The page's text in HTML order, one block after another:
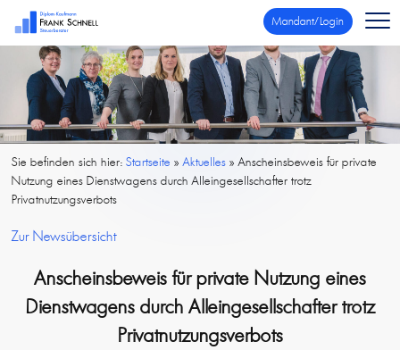
Mandant/Login
Sie befinden sich hier:Startseite »Aktuelles »Anscheinsbeweis für private
Nutzung eines Dienstwagens durch Alleingesellschafter trotz
Privatnutzungsverbots
Zur Newsübersicht
Anscheinsbeweis für private Nutzung eines
Dienstwagens durch Alleingesellschafter trotz
Privatnutzungsverbots